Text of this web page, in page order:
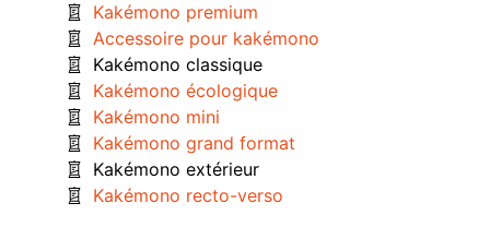
Kakémono premium
Accessoire pour kakémono
Kakémono classique
Kakémono écologique
Kakémono mini
Kakémono grand format
Kakémono extérieur
Kakémono recto-verso